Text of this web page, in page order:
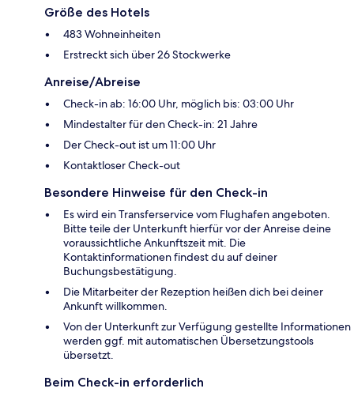
Größe des Hotels
483 Wohneinheiten
Erstreckt sich über 26 Stockwerke
Anreise/Abreise
Check-in ab: 16:00 Uhr, möglich bis: 03:00 Uhr
Mindestalter für den Check-in: 21 Jahre
Der Check-out ist um 11:00 Uhr
Kontaktloser Check-out
Besondere Hinweise für den Check-in
Es wird ein Transferservice vom Flughafen angeboten.
Bitte teile der Unterkunft hierfür vor der Anreise deine
voraussichtliche Ankunftszeit mit. Die
Kontaktinformationen findest du auf deiner
Buchungsbestätigung.
Die Mitarbeiter der Rezeption heißen dich bei deiner
Ankunft willkommen.
Von der Unterkunft zur Verfügung gestellte Informationen
werden ggf. mit automatischen Übersetzungstools
übersetzt.
Beim Check-in erforderlich